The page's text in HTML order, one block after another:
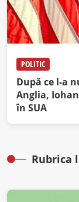
POLITIC
După ce l-a
Anglia,
în SUA
Rubrica